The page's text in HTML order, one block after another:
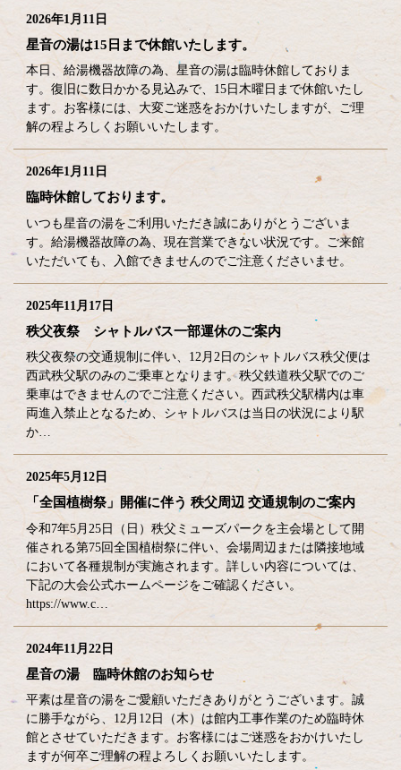
2026年1月11日
星音の湯は15日まで休館いたします。
本日、給湯機器故障の為、星音の湯は臨時休館しておりま
す。復旧に数日かかる見込みで、15日木曜日まで休館いたし
ます。お客様には、大変ご迷惑をおかけいたしますが、ご理
解の程よろしくお願いいたします。
2026年1月11日
臨時休館しております。
いつも星音の湯をご利用いただき誠にありがとうございま
す。給湯機器故障の為、現在営業できない状況です。ご来館
いただいても、入館できませんのでご注意くださいませ。
2025年11月17日
秩父夜祭 シャトルバス一部運休のご案内
秩父夜祭の交通規制に伴い、12月2日のシャトルバス秩父便は
西武秩父駅のみのご乗車となります。秩父鉄道秩父駅でのご
乗車はできませんのでご注意ください。西武秩父駅構内は車
両進入禁止となるため、シャトルバスは当日の状況により駅
か…
2025年5月12日
「全国植樹祭」開催に伴う 秩父周辺 交通規制のご案内
令和7年5月25日（日）秩父ミューズパークを主会場として開
催される第75回全国植樹祭に伴い、会場周辺または隣接地域
において各種規制が実施されます。詳しい内容については、
下記の大会公式ホームページをご確認ください。
https://www.c…
2024年11月22日
星音の湯 臨時休館のお知らせ
平素は星音の湯をご愛顧いただきありがとうございます。誠
に勝手ながら、12月12日（木）は館内工事作業のため臨時休
館とさせていただきます。お客様にはご迷惑をおかけいたし
ますが何卒ご理解の程よろしくお願いいたします。